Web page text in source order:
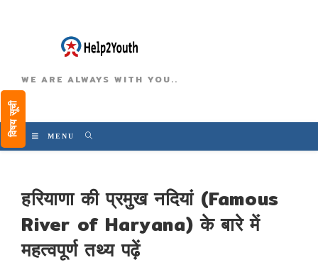
विषय सूची
WE ARE ALWAYS WITH YOU..
MENU
हरियाणा की प्रमुख नदियां (Famous
River of Haryana) के बारे में
महत्वपूर्ण तथ्य पढ़ें